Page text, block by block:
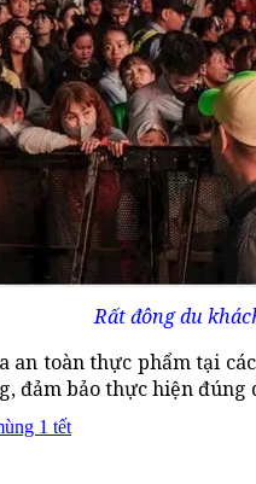
Rất đông du
an toàn thực phẩm tại
đảm bảo thực hiện đúng
1 tết